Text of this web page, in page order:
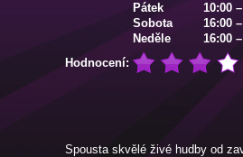
Pátek
10:00
Sobota
16:00
Neděle
16:00
Hodnocení:
Spousta skvělé živé hudby od